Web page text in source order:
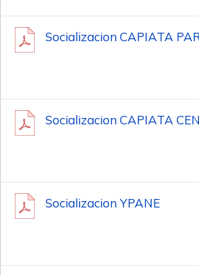
Socializacion CAPIATA
Socializacion CAPIATA
Socializacion YPANE